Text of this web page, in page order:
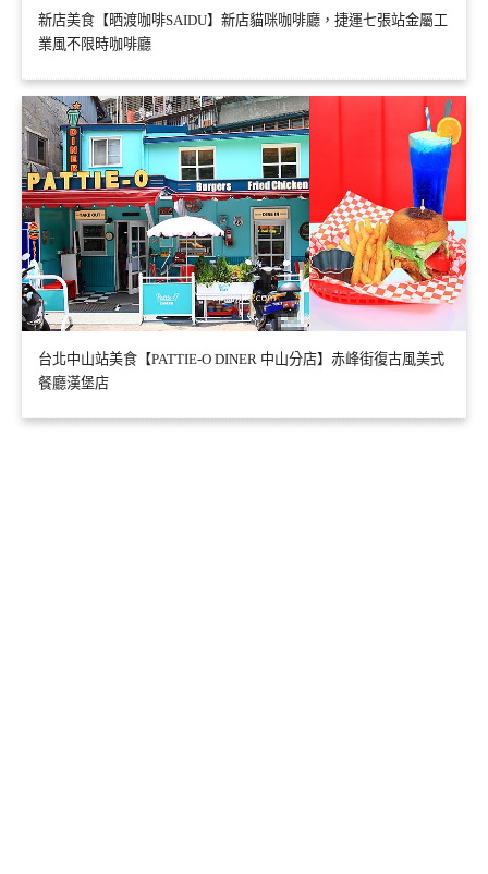
新店美食【晒渡咖啡SAIDU】新店貓咪咖啡廳，捷運七張站金屬工
業風不限時咖啡廳
台北中山站美食【PATTIE-O DINER 中山分店】赤峰街復古風美式
餐廳漢堡店